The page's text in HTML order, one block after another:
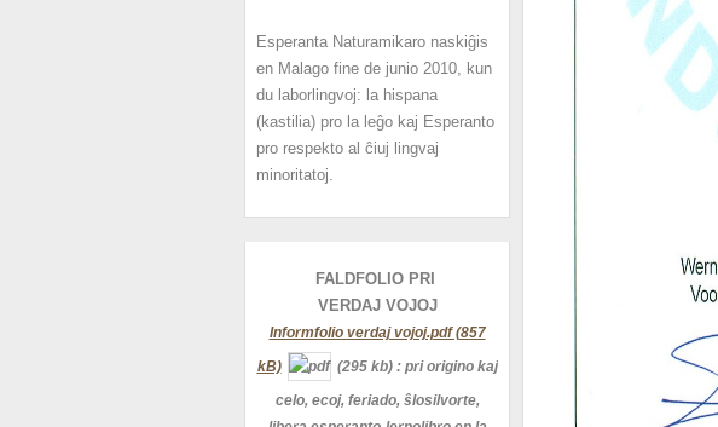
Esperanta Naturamikaro naskiĝis
en Malago fine de junio 2010, kun
du laborlingvoj: la hispana
(kastilia) pro la leĝo kaj Esperanto
pro respekto al ĉiuj lingvaj
minoritatoj.
FALDFOLIO PRI
VERDAJ VOJOJ
Informfolio verdaj vojoj.pdf (857
kB)
(295 kb) : pri origino kaj
celo, ecoj, feriado, ŝlosilvorte,